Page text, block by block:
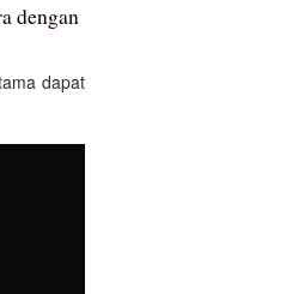
dengan
dapat